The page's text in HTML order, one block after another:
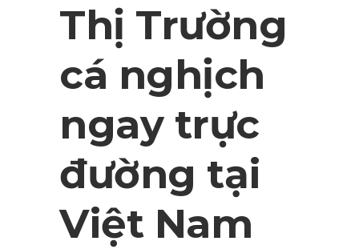
Thị Trường
cá nghịch
ngay trực
đường tại
Việt Nam